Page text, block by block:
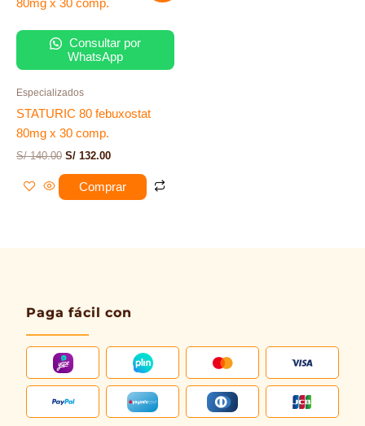
Consultar por
WhatsApp
Especializados
STATURIC 80 febuxostat
80mg x 30 comp.
S/140.00
original
S/ 132.00
Comprar
Paga fácil con